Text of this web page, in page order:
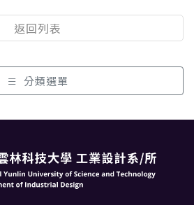
分類選單
返回列表